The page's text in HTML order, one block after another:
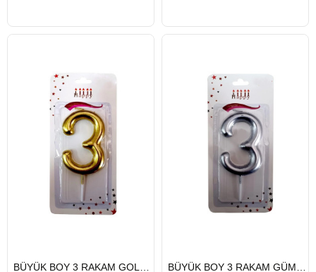
HIZLI
GÖNDERİ
HIZLI
GÖNDERİ